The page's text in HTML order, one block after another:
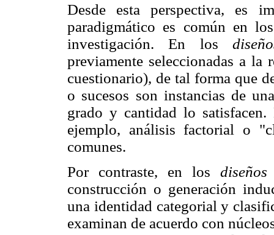
Desde esta perspectiva, es
paradigmático es común en
investigación. En los
previamente seleccionadas a
cuestionario), de tal forma que
o sucesos son instancias de
grado y cantidad lo satisfacen.
ejemplo, análisis factorial o
comunes.
Por contraste, en los
construcción o generación
una identidad categorial y
examinan de acuerdo con